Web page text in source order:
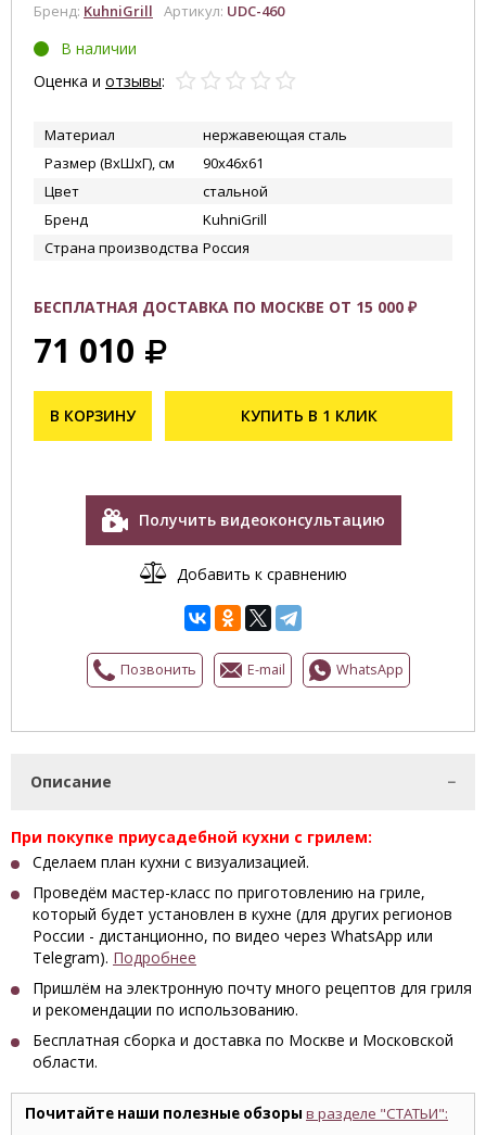
Бренд: KuhniGrill Артикул: UDC-460
В наличии
Оценка и отзывы:
Материал
нержавеющая сталь
Размер (ВхШхГ), см
90х46х61
Цвет
стальной
Бренд
KuhniGrill
Страна производства Россия
БЕСПЛАТНАЯ ДОСТАВКА ПО МОСКВЕ ОТ 15 000 ₽
71 010
В КОРЗИНУ КУПИТЬ В 1 КЛИК
Получить видеоконсультацию
Добавить к сравнению
Позвонить E-mail WhatsApp
Описание
При покупке приусадебной кухни с грилем:
Сделаем план кухни с визуализацией.
Проведём мастер-класс по приготовлению на гриле,
который будет установлен в кухне (для других регионов
России - дистанционно, по видео через WhatsApp или
Telegram). Подробнее
Пришлём на электронную почту много рецептов для гриля
и рекомендации по использованию.
Бесплатная сборка и доставка по Москве и Московской
области.
Почитайте наши полезные обзоры в разделе "СТАТЬИ":